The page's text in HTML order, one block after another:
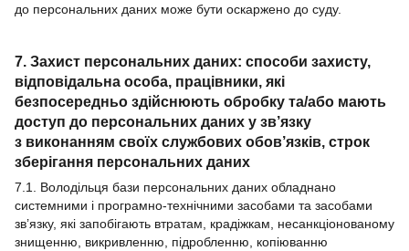
до персональних даних може бути оскаржено до суду.
7. Захист персональних даних: способи захисту,
відповідальна особа, працівники, які
безпосередньо здійснюють обробку та/або мають
доступ до персональних даних у зв’язку
з виконанням своїх службових обов’язків, строк
зберігання персональних даних
7.1. Володільця бази персональних даних обладнано
системними і програмно-технічними засобами та засобами
зв’язку, які запобігають втратам, крадіжкам, несанкціонованому
знищенню, викривленню, підробленню, копіюванню